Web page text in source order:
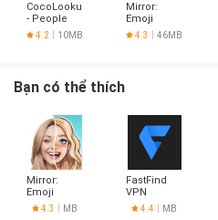
CocoLookup
- People
Finder
4.2 10MB
Mirror:
Emoji
meme
maker
4.3 46MB
Bạn có thể thích
Mirror:
Emoji
meme
maker
4.3 MB
FastFind
VPN
4.4 MB